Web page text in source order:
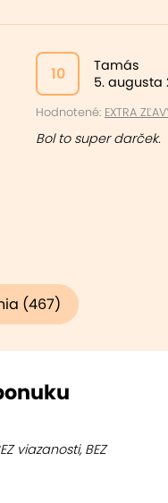
10
Tamás
5. augusta
Hodnotené: EXTRA
Bol to super darček.
(467)
viazanosti, BEZ